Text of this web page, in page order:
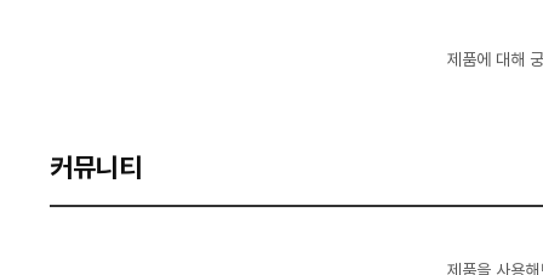
제품에 대해
커뮤니티
제품을 사용